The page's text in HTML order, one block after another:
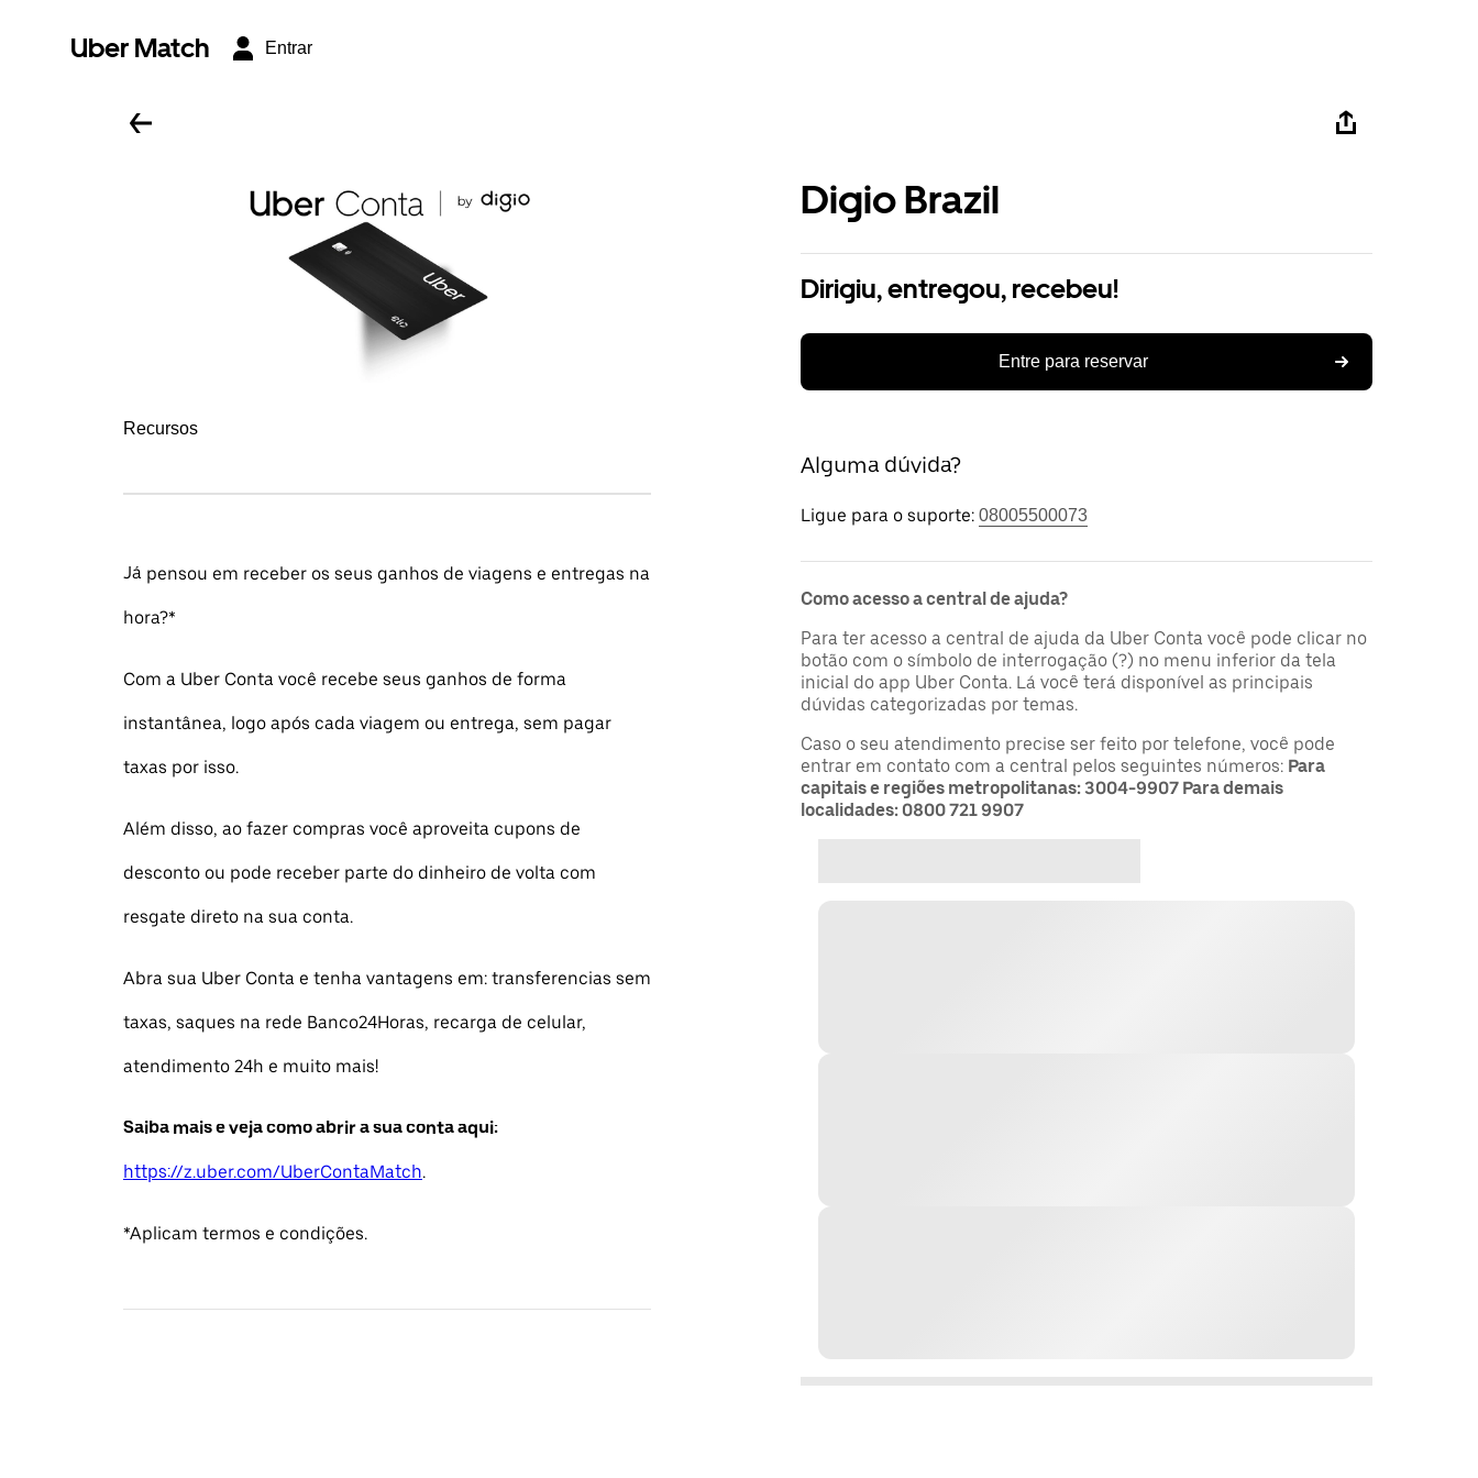
Uber Match Entrar
Recursos
Já pensou em receber os seus ganhos de viagens e entregas na
hora?*
Com a Uber Conta você recebe seus ganhos de forma
instantânea, logo após cada viagem ou entrega, sem pagar
taxas por isso.
Além disso, ao fazer compras você aproveita cupons de
desconto ou pode receber parte do dinheiro de volta com
resgate direto na sua conta.
Abra sua Uber Conta e tenha vantagens em: transferencias sem
taxas, saques na rede Banco24Horas, recarga de celular,
atendimento 24h e muito mais!
Saiba mais e veja como abrir a sua conta aqui:
https://z.uber.com/UberContaMatch.
*Aplicam termos e condições.
Digio Brazil
Dirigiu, entregou, recebeu!
Entre para reservar
Alguma dúvida?
Ligue para o suporte: 08005500073
Como acesso a central de ajuda?
Para ter acesso a central de ajuda da Uber Conta você pode clicar no
botão com o símbolo de interrogação (?) no menu inferior da tela
inicial do app Uber Conta. Lá você terá disponível as principais
dúvidas categorizadas por temas.
Caso o seu atendimento precise ser feito por telefone, você pode
entrar em contato com a central pelos seguintes números: Para
capitais e regiões metropolitanas: 3004-9907 Para demais
localidades: 0800 721 9907